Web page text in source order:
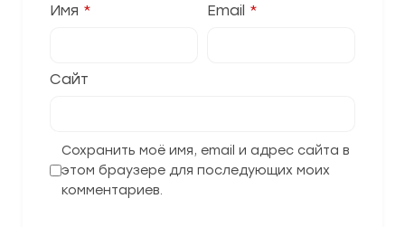
Имя * Email *
Сайт
Сохранить моё имя, email и адрес сайта в
этом браузере для последующих моих
комментариев.